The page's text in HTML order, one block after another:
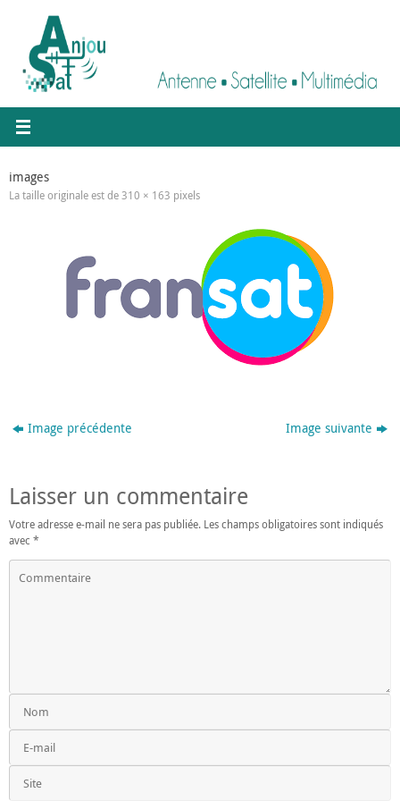
contenu
images
La taille originale est de310 × 163 pixels
Image précédente Image suivante
Laisser un commentaire
Votre adresse e-mail ne sera pas publiée. Les champs obligatoires sont indiqués
avec *